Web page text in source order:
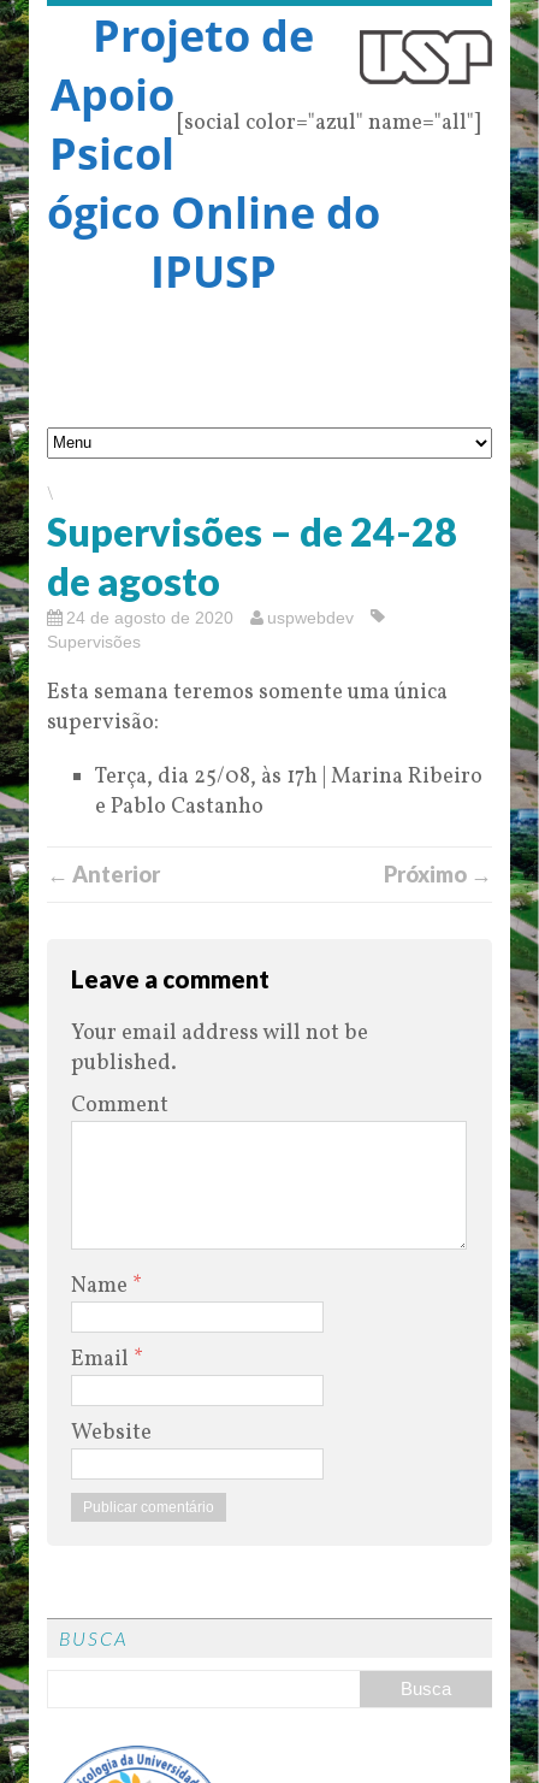
[social color="azul" name="all"]
Projeto de
Apoio
Psicol
ógico Online do
IPUSP
\
Supervisões – de 24-28
de agosto
24 de agosto de 2020
uspwebdev
Supervisões
Esta semana teremos somente uma única
supervisão:
Terça, dia 25/08, às 17h | Marina Ribeiro
e Pablo Castanho
← Anterior Próximo →
Leave a comment
Your email address will not be
published.
Comment
Name *
Email *
Website
BUSCA